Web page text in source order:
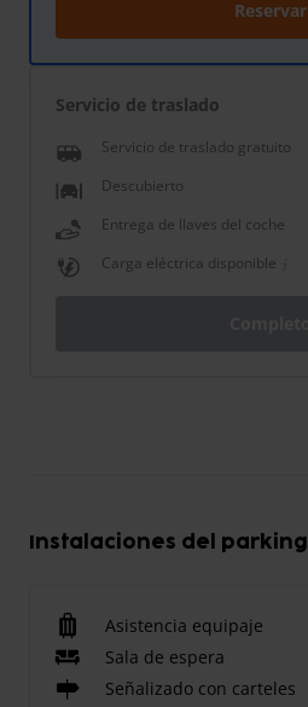
Reservar
Servicio de traslado
Servicio de traslado gratuito
Descubierto
Entrega de llaves del coche
Carga eléctrica disponible
Instalaciones del parking
Asistencia equipaje
Sala de espera
Señalizado con carteles